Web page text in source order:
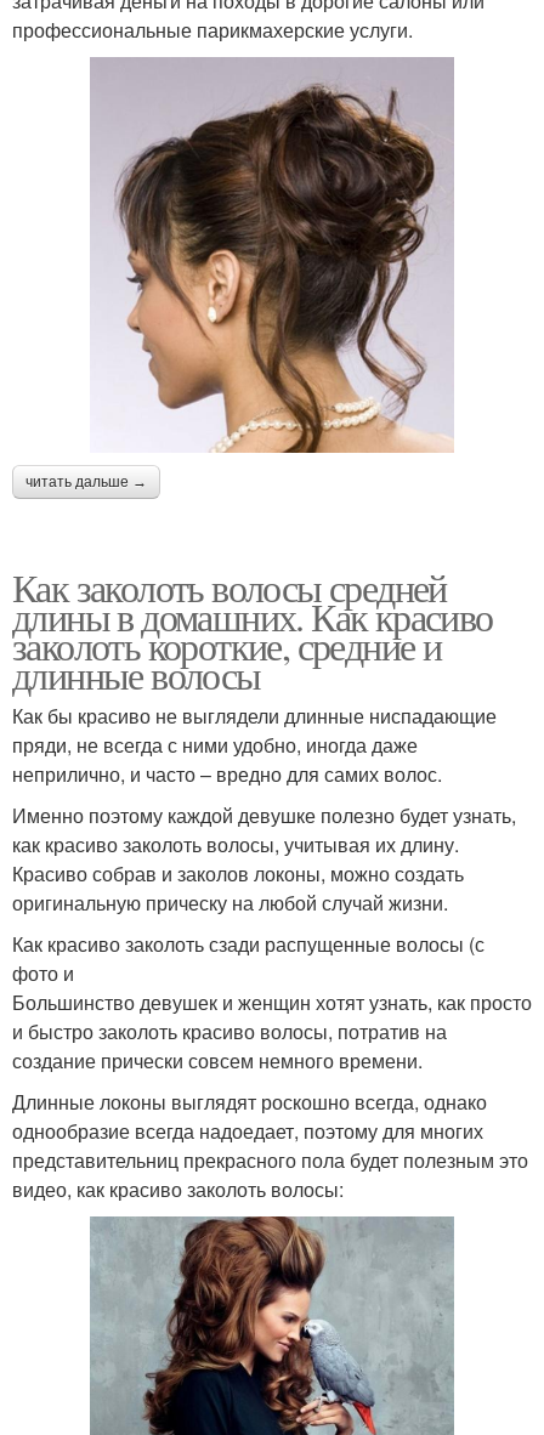
профессиональные парикмахерские услуги.
читать дальше →
Как заколоть волосы средней
длины в домашних. Как красиво
заколоть короткие, средние и
длинные волосы
Как бы красиво не выглядели длинные ниспадающие
пряди, не всегда с ними удобно, иногда даже
неприлично, и часто – вредно для самих волос.
Именно поэтому каждой девушке полезно будет узнать,
как красиво заколоть волосы, учитывая их длину.
Красиво собрав и заколов локоны, можно создать
оригинальную прическу на любой случай жизни.
Как красиво заколоть сзади распущенные волосы (с
фото и
Большинство девушек и женщин хотят узнать, как просто
и быстро заколоть красиво волосы, потратив на
создание прически совсем немного времени.
Длинные локоны выглядят роскошно всегда, однако
однообразие всегда надоедает, поэтому для многих
представительниц прекрасного пола будет полезным это
видео, как красиво заколоть волосы: